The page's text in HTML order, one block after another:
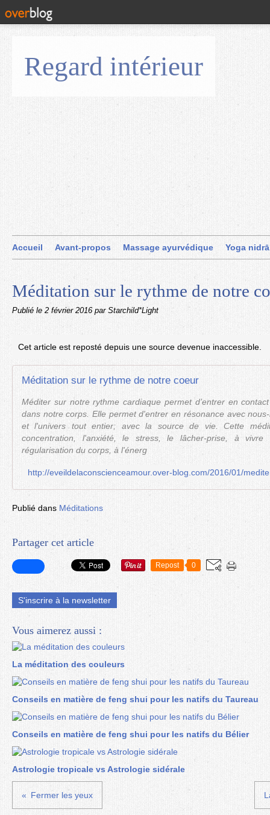
Regard intérieur
Accueil Avant-propos Massage ayurvédique Yoga nidrā
Méditation sur le rythme de notre
Publié le 2 février 2016 par Starchild*Light
Cet article est reposté depuis une source devenue inaccessible.
Méditation sur le rythme de notre coeur
Méditer sur notre rythme cardiaque permet d’entrer en
dans notre corps. Elle permet d'entrer en résonance avec
et l'univers tout entier; avec la source de vie. Cette
concentration, l'anxiété, le stress, le lâcher-prise, à
régularisation du corps, à l'énerg
Publié dans Méditations
Partager cet article
Repost 0
S'inscrire à la newsletter
Vous aimerez aussi :
La méditation des couleurs
Conseils en matière de feng shui pour les natifs du Taureau
Conseils en matière de feng shui pour les natifs du Bélier
Astrologie tropicale vs Astrologie sidérale
Fermer les yeux